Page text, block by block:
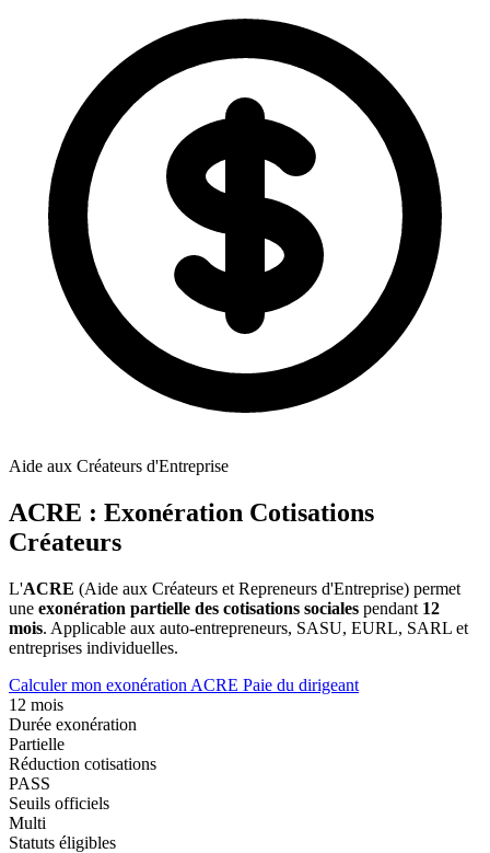
Aide aux Créateurs d'Entreprise
ACRE : Exonération Cotisations
Créateurs
L'ACRE (Aide aux Créateurs et Repreneurs d'Entreprise) permet
une exonération partielle des cotisations sociales pendant 12
mois. Applicable aux auto-entrepreneurs, SASU, EURL, SARL et
entreprises individuelles.
Calculer mon exonération ACRE Paie du dirigeant
12 mois
Durée exonération
Partielle
Réduction cotisations
PASS
Seuils officiels
Multi
Statuts éligibles